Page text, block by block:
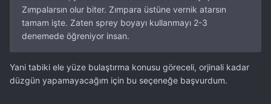
Zımpalarsın olur biter. Zımpara üstüne vernik atarsın
tamam işte. Zaten sprey boyayı kullanmayı 2-3
denemede öğreniyor insan.
Yani tabiki ele yüze bulaştırma konusu göreceli, orjinali kadar
düzgün yapamayacağım için bu seçeneğe başvurdum.